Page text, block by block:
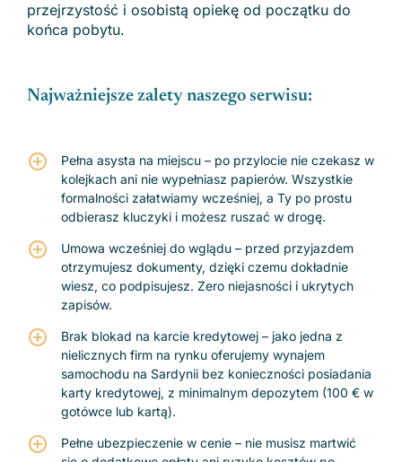
przejrzystość i osobistą opiekę od początku do
końca pobytu.
Najważniejsze zalety naszego serwisu:
Pełna asysta na miejscu – po przylocie nie czekasz w
kolejkach ani nie wypełniasz papierów. Wszystkie
formalności załatwiamy wcześniej, a Ty po prostu
odbierasz kluczyki i możesz ruszać w drogę.
Umowa wcześniej do wglądu – przed przyjazdem
otrzymujesz dokumenty, dzięki czemu dokładnie
wiesz, co podpisujesz. Zero niejasności i ukrytych
zapisów.
Brak blokad na karcie kredytowej – jako jedna z
nielicznych firm na rynku oferujemy wynajem
samochodu na Sardynii bez konieczności posiadania
karty kredytowej, z minimalnym depozytem (100 € w
gotówce lub kartą).
Pełne ubezpieczenie w cenie – nie musisz martwić